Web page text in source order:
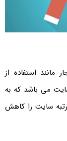
مانند استفاده از
می باشد که به
سایت را کاهش